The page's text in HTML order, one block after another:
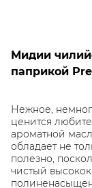
Мидии
паприкой
Нежное,
ценится
ароматной
обладает не
полезно,
чистый